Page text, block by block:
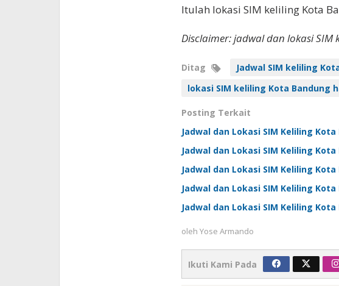
Itulah lokasi SIM keliling Kota
Disclaimer: jadwal dan lokasi
Ditag
Jadwal SIM keliling
lokasi SIM keliling Kota Bandung
Posting Terkait
Jadwal dan Lokasi SIM Keliling
Jadwal dan Lokasi SIM Keliling
Jadwal dan Lokasi SIM Keliling
Jadwal dan Lokasi SIM Keliling Kota
Jadwal dan Lokasi SIM Keliling Kota
olehYose Armando
Ikuti Kami Pada